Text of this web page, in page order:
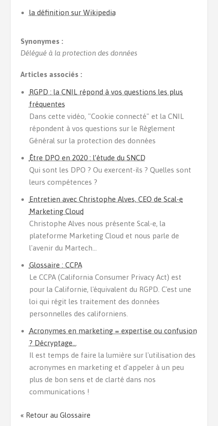
la définition sur Wikipedia
Synonymes :
Délégué à la protection des données
Articles associés :
RGPD : la CNIL répond à vos questions les plus
fréquentes
Dans cette vidéo, "Cookie connecté" et la CNIL
répondent à vos questions sur le Règlement
Général sur la protection des données
Être DPO en 2020 : l’étude du SNCD
Qui sont les DPO ? Ou exercent-ils ? Quelles sont
leurs compétences ?
Entretien avec Christophe Alves, CEO de Scal-e
Marketing Cloud
Christophe Alves nous présente Scal-e, la
plateforme Marketing Cloud et nous parle de
l'avenir du Martech...
Glossaire : CCPA
Le CCPA (California Consumer Privacy Act) est
pour la Californie, l'équivalent du RGPD. C'est une
loi qui régit les traitement des données
personnelles des californiens.
Acronymes en marketing = expertise ou confusion
? Décryptage…
Il est temps de faire la lumière sur l'utilisation des
acronymes en marketing et d'appeler à un peu
plus de bon sens et de clarté dans nos
communications !
« Retour au Glossaire